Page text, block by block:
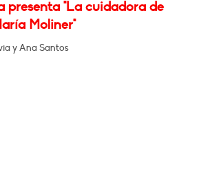
presenta "La cuidadora de
Moliner"
y Ana Santos